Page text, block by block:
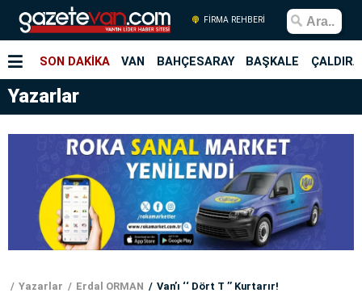
FİRMA REHBERİ
SON DAKİKA VAN BAHÇESARAY BAŞKALE
Yazarlar
Yazarlar Erdal ORMAN Van’ı ‘‘ Dört T ’’ Kurtarır!